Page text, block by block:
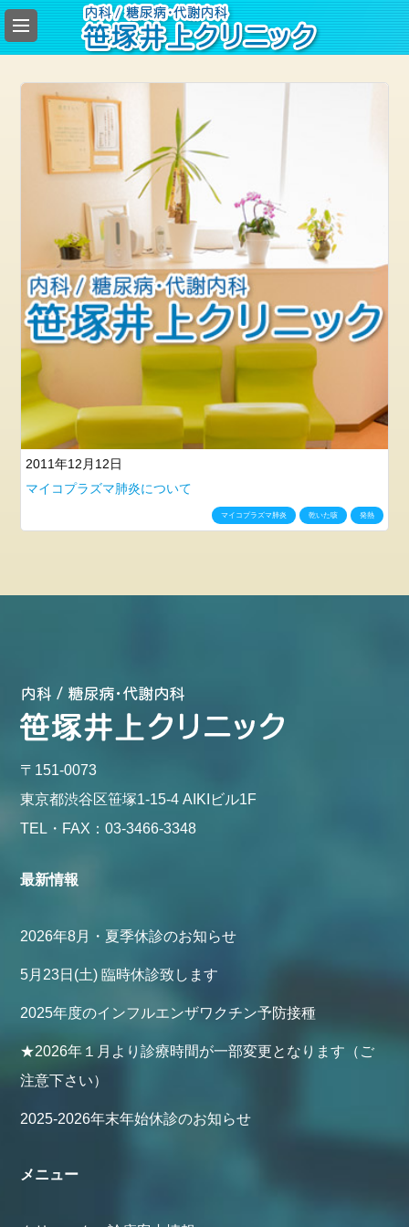
総
合
案
2011年12月12日
マイコプラズマ肺炎について
マイコプラズマ肺炎 乾いた咳 発熱
〒151-0073
東京都渋谷区笹塚1-15-4 AIKIビル1F
TEL・FAX：03-3466-3348
最新情報
2026年8月・夏季休診のお知らせ
5月23日(土) 臨時休診致します
2025年度のインフルエンザワクチン予防接種
★2026年１月より診療時間が一部変更となります（ご
注意下さい）
2025-2026年末年始休診のお知らせ
メニュー